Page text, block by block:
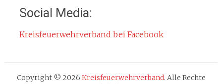
Cookie-Hinweis
Social Media:
Kreisfeuerwehrverband bei Facebook
Copyright © 2026 Kreisfeuerwehrverband. Alle Rechte